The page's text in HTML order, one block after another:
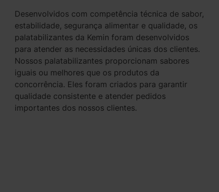
Desenvolvidos com competência técnica de sabor,
estabilidade, segurança alimentar e qualidade, os
palatabilizantes da Kemin foram desenvolvidos
para atender as necessidades únicas dos clientes.
Nossos palatabilizantes proporcionam sabores
iguais ou melhores que os produtos da
concorrência. Eles foram criados para garantir
qualidade consistente e atender pedidos
importantes dos nossos clientes.